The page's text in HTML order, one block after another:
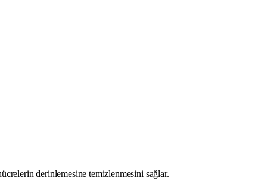
derinlemesine temizlenmesini sağlar.